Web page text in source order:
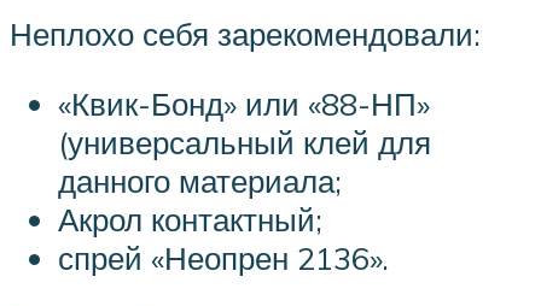
Неплохо себя зарекомендовали:
«Квик-Бонд» или «88-НП»
(универсальный клей для
данного материала;
Акрол контактный;
спрей «Неопрен 2136».